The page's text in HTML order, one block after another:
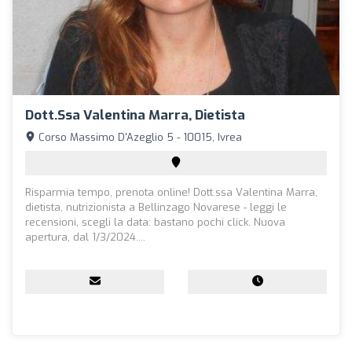
Dott.ssa Valentina Marra, Dietista
Corso Massimo D'Azeglio 5 - 10015, Ivrea
Risparmia tempo, prenota online! Dott.ssa Valentina Marra,
dietista, nutrizionista a Bellinzago Novarese - leggi le
recensioni, scegli la data: bastano pochi click. Nuova
apertura, dal 1/3/2024....